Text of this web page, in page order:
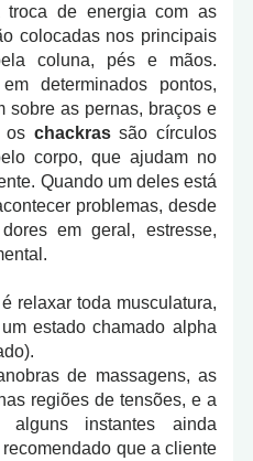
troca de energia com as
colocadas nos principais
coluna, pés e mãos.
determinados pontos,
sobre as pernas, braços e
os chackrassão círculos
corpo, que ajudam no
Quando um deles está
problemas, desde
em geral, estresse,
relaxar toda musculatura,
estado chamado alpha
de massagens, as
regiões de tensões, e a
alguns instantes ainda
que a cliente